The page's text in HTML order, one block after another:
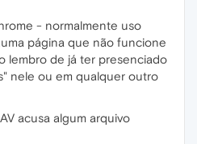
- normalmente uso
página que não funcione
lembro de já ter presenciado
nele ou em qualquer outro
acusa algum arquivo